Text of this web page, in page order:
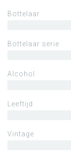
Bottelaar
Bottelaar serie
Alcohol
Leeftijd
Vintage